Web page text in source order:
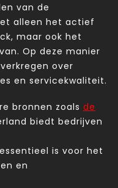
van de
alleen het actief
maar ook het
Op deze manier
over
en servicekwaliteit.
bronnen zoals de
biedt bedrijven
is voor het
en